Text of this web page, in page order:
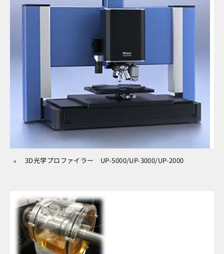
3D光学プロファイラー UP-5000/UP-3000/UP-2000